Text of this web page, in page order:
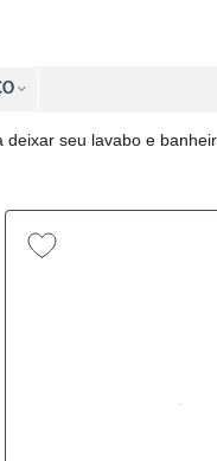
seu lavabo e